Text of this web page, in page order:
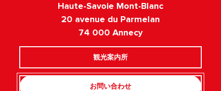
Haute-Savoie Mont-Blanc
20 avenue du Parmelan
74 000 Annecy
観光案内所
お問い合わせ